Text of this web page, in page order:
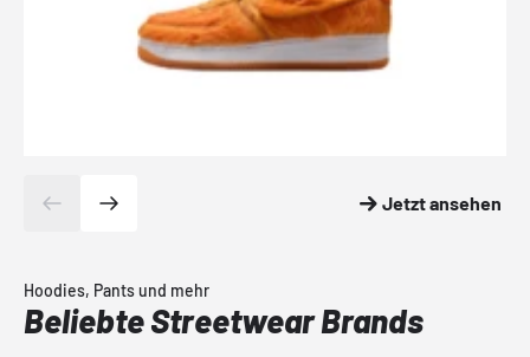
Jetzt ansehen
Hoodies, Pants und mehr
Beliebte Streetwear Brands